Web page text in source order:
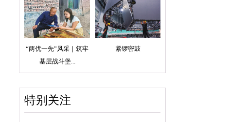
“两优一先”风采｜筑牢
基层战斗堡...
紧锣密鼓
特别关注